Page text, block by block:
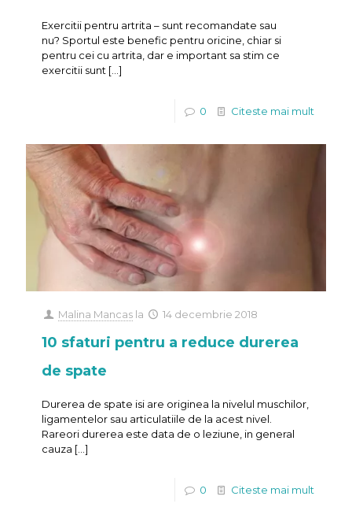
Exercitii pentru artrita – sunt recomandate sau
nu? Sportul este benefic pentru oricine, chiar si
pentru cei cu artrita, dar e important sa stim ce
exercitii sunt […]
0 Citeste mai mult
Malina Mancas la 14 decembrie 2018
10 sfaturi pentru a reduce durerea
de spate
Durerea de spate isi are originea la nivelul muschilor,
ligamentelor sau articulatiile de la acest nivel.
Rareori durerea este data de o leziune, in general
cauza […]
0 Citeste mai mult